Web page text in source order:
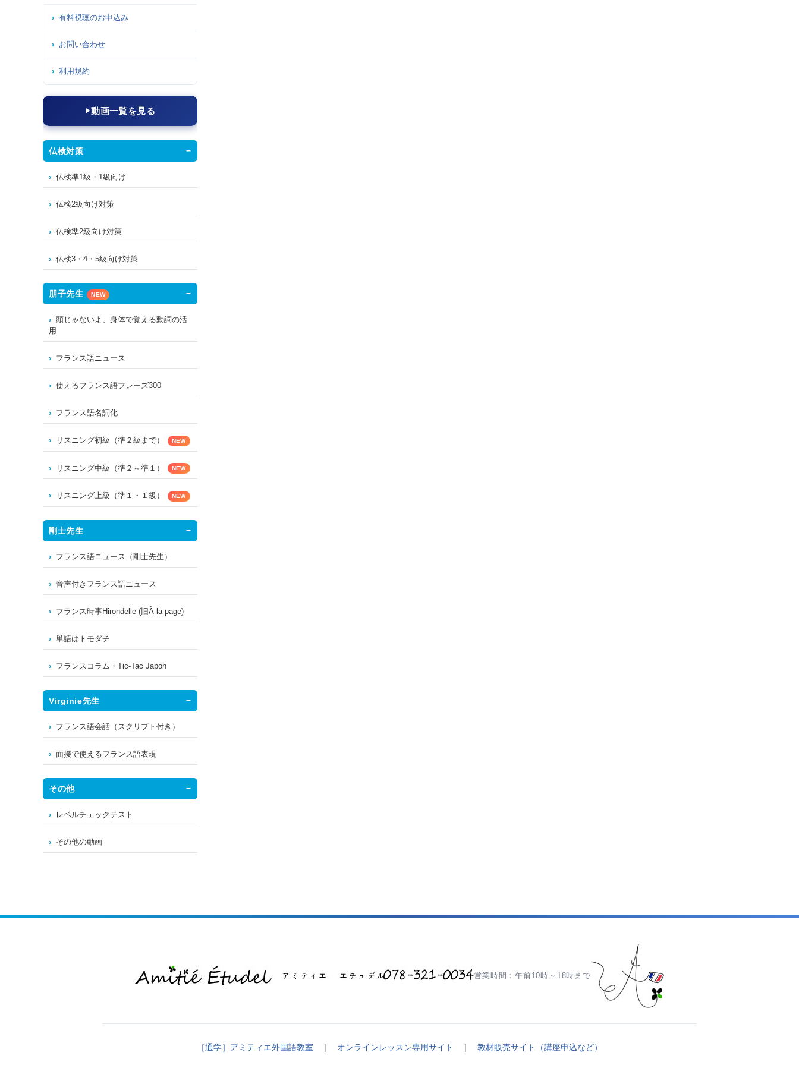
有料視聴のお申込み
お問い合わせ
利用規約
動画一覧を見る
仏検対策
仏検準1級・1級向け
仏検2級向け対策
仏検準2級向け対策
仏検3・4・5級向け対策
朋子先生 NEW
頭じゃないよ、身体で覚える動詞の活
用
フランス語ニュース
使えるフランス語フレーズ300
フランス語名詞化
リスニング初級（準２級まで） NEW
リスニング中級（準２～準１） NEW
リスニング上級（準１・１級） NEW
剛士先生
フランス語ニュース（剛士先生）
音声付きフランス語ニュース
フランス時事Hirondelle (旧À la page)
単語はトモダチ
フランスコラム・Tic-Tac Japon
Virginie先生
フランス語会話（スクリプト付き）
面接で使えるフランス語表現
その他
レベルチェックテスト
その他の動画
営業時間：午前10時～18時まで
［通学］アミティエ外国語教室 | オンラインレッスン専用サイト | 教材販売サイト（講座申込など）